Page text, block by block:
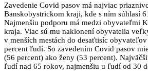
Zavedenie Covid pasov má najviac
Banskobystrickom kraji, kde s ním súhlasí
Najmenšiu podporu má medzi obyvateľmi
kraja. Viac sú mu naklonení obyvatelia
v menších mestách do desaťtisíc
percent ľudí. So zavedením Covid pasov
(56 percent) ako ženy (53 percent).
ľudí nad 65 rokov, najmenšiu u ľudí od 30